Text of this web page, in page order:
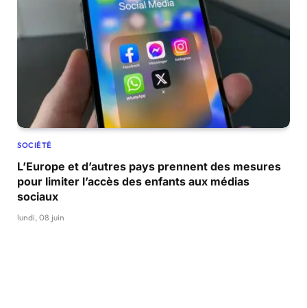
SOCIÉTÉ
L’Europe et d’autres pays prennent des mesures
pour limiter l’accès des enfants aux médias
sociaux
lundi, 08 juin